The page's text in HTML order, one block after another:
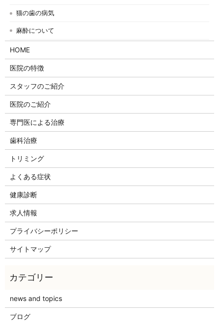
猫の歯の病気
麻酔について
HOME
医院の特徴
スタッフのご紹介
医院のご紹介
専門医による治療
歯科治療
トリミング
よくある症状
健康診断
求人情報
プライバシーポリシー
サイトマップ
news and topics
ブログ